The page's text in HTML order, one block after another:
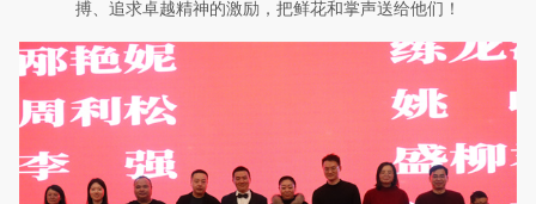
搏、追求卓越精神的激励 ，把鲜花和掌声送给他们！